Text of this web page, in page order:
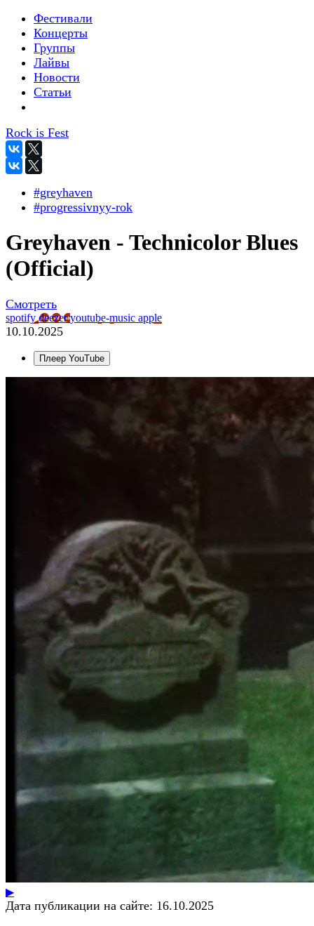
Фестивали
Концерты
Группы
Лайвы
Новости
Статьи
Rock is Fest
#greyhaven
#progressivnyy-rok
Greyhaven - Technicolor Blues
(Official)
Смотреть
spotifydeezeryoutube-music apple
10.10.2025
Плеер YouTube
▶
Дата публикации на сайте: 16.10.2025